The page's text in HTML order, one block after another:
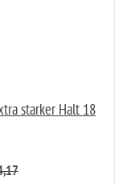
starker Halt 18